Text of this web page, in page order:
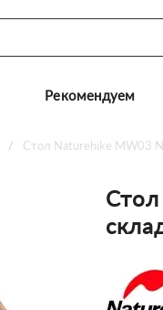
Рекомендуем
Стол Naturehike MW03